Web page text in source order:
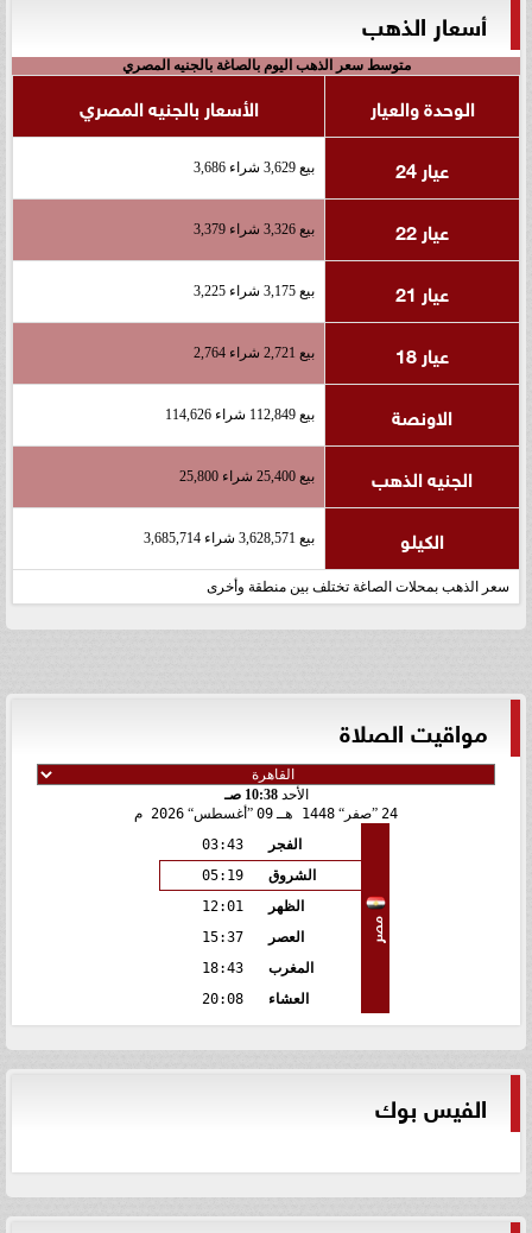
أسعار الذهب
متوسط سعر الذهب اليوم بالصاغة بالجنيه المصري
الوحدة والعيار
الأسعار بالجنيه المصري
عيار 24
بيع 3,629 شراء 3,686
عيار 22 بيع 3,326 شراء 3,379
عيار 21 بيع 3,175 شراء 3,225
عيار 18 بيع 2,721 شراء 2,764
الاونصة بيع 112,849 شراء 114,626
الجنيه الذهب بيع 25,400 شراء 25,800
الكيلو بيع 3,628,571 شراء 3,685,714
سعر الذهب بمحلات الصاغة تختلف بين منطقة وأخرى
مواقيت الصلاة
الأحد10:38 صـ
24 صفر 1448 هـ 09 أغسطس 2026 م
مصر
الفجر
03:43
الشروق
05:19
الظهر
12:01
العصر
15:37
المغرب
18:43
العشاء
20:08
الفيس بوك